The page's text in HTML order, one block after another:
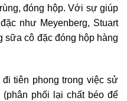
đóng hộp. Với sự giúp
như Meyenberg, Stuart
sữa cô đặc đóng hộp hàng
tiên phong trong việc sử
phối lại chất béo để